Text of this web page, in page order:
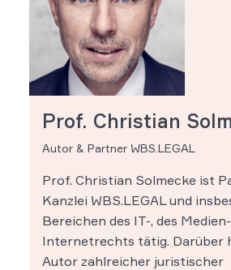
Prof. Christian
Autor & Partner WBS.LEGAL
Prof. Christian Solmecke ist
Kanzlei WBS.LEGAL und
Bereichen des IT-, des
Internetrechts tätig. Darüber
Autor zahlreicher juristischer